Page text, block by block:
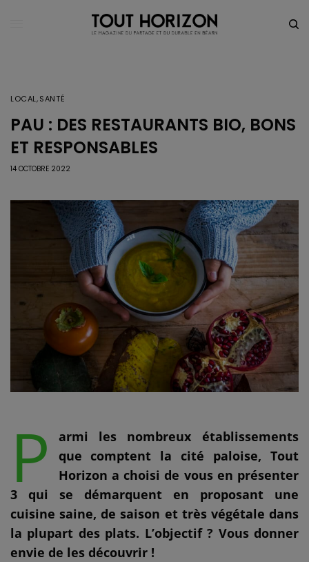
LOCAL,SANTÉ
PAU : DES RESTAURANTS BIO, BONS
ET RESPONSABLES
14 OCTOBRE 2022
P
armi les nombreux établissements
que comptent la cité paloise, Tout
Horizon a choisi de vous en présenter
3 qui se démarquent en proposant une
cuisine saine, de saison et très végétale dans
la plupart des plats. L’objectif ? Vous donner
envie de les découvrir !